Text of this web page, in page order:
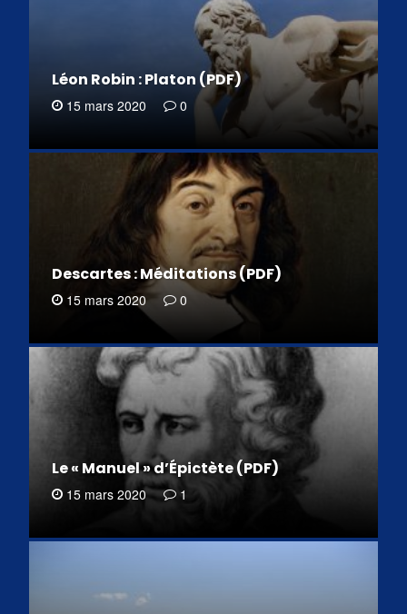
Léon Robin : Platon (PDF)
15 mars 2020 0
Descartes : Méditations (PDF)
15 mars 2020 0
Le « Manuel » d’Épictète (PDF)
15 mars 2020 1